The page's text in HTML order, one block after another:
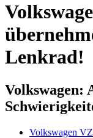
Lenkrad!
Volkswagen:
Volkswagen VZ